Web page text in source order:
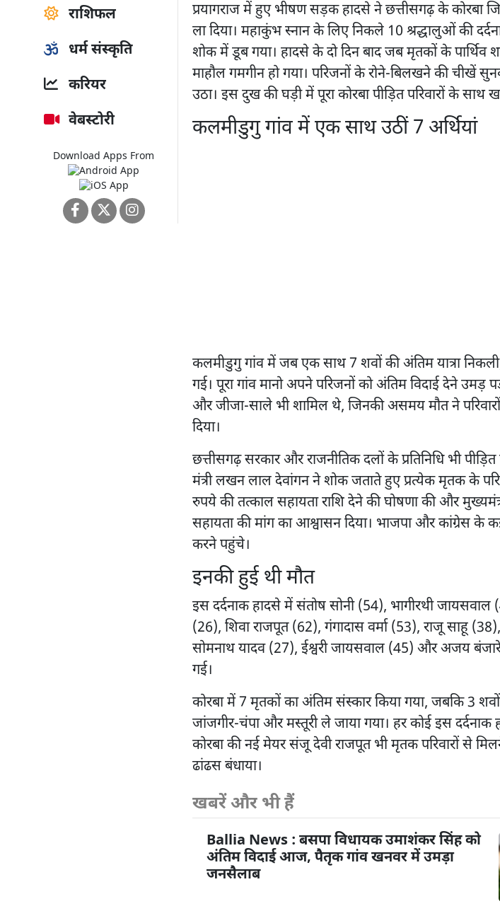
राशिफल
धर्म संस्कृति
करियर
वेबस्टोरी
Download Apps From
प्रयागराज में हुए भीषण सड़क हादसे ने छत्तीसगढ़ के कोरबा
ला दिया। महाकुंभ स्नान के लिए निकले 10 श्रद्धालुओं की
शोक में डूब गया। हादसे के दो दिन बाद जब मृतकों के पार्थिव
माहौल गमगीन हो गया। परिजनों के रोने-बिलखने की चीखें
उठा। इस दुख की घड़ी में पूरा कोरबा पीड़ित परिवारों के साथ
कलमीडुगु गांव में एक साथ उठीं 7 अर्थियां
कलमीडुगु गांव में जब एक साथ 7 शवों की अंतिम यात्रा
गई। पूरा गांव मानो अपने परिजनों को अंतिम विदाई देने उमड़
और जीजा-साले भी शामिल थे, जिनकी असमय मौत ने
दिया।
छत्तीसगढ़ सरकार और राजनीतिक दलों के प्रतिनिधि भी पीड़ित
मंत्री लखन लाल देवांगन ने शोक जताते हुए प्रत्येक मृतक के
रुपये की तत्काल सहायता राशि देने की घोषणा की और
सहायता की मांग का आश्वासन दिया। भाजपा और कांग्रेस के
करने पहुंचे।
इनकी हुई थी मौत
इस दर्दनाक हादसे में संतोष सोनी (54), भागीरथी जायसवाल
(26), शिवा राजपूत (62), गंगादास वर्मा (53), राजू साहू
सोमनाथ यादव (27), ईश्वरी जायसवाल (45) और अजय
गई।
कोरबा में 7 मृतकों का अंतिम संस्कार किया गया, जबकि 3
जांजगीर-चंपा और मस्तूरी ले जाया गया। हर कोई इस दर्दनाक
कोरबा की नई मेयर संजू देवी राजपूत भी मृतक परिवारों से
ढांढस बंधाया।
खबरें और भी हैं
Ballia News : बसपा विधायक उमाशंकर सिंह को
अंतिम विदाई आज, पैतृक गांव खनवर में उमड़ा
जनसैलाब